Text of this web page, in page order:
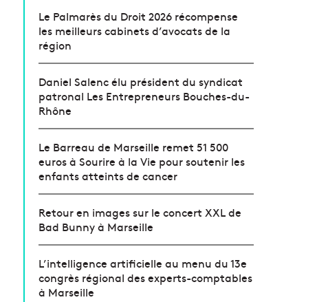
Le Palmarès du Droit 2026 récompense
les meilleurs cabinets d’avocats de la
région
Daniel Salenc élu président du syndicat
patronal Les Entrepreneurs Bouches-du-
Rhône
Le Barreau de Marseille remet 51 500
euros à Sourire à la Vie pour soutenir les
enfants atteints de cancer
Retour en images sur le concert XXL de
Bad Bunny à Marseille
L’intelligence artificielle au menu du 13e
congrès régional des experts-comptables
à Marseille